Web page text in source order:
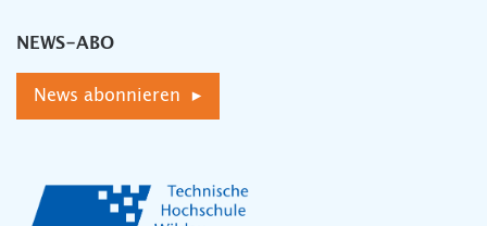
NEWS-ABO
News abonnieren ▸